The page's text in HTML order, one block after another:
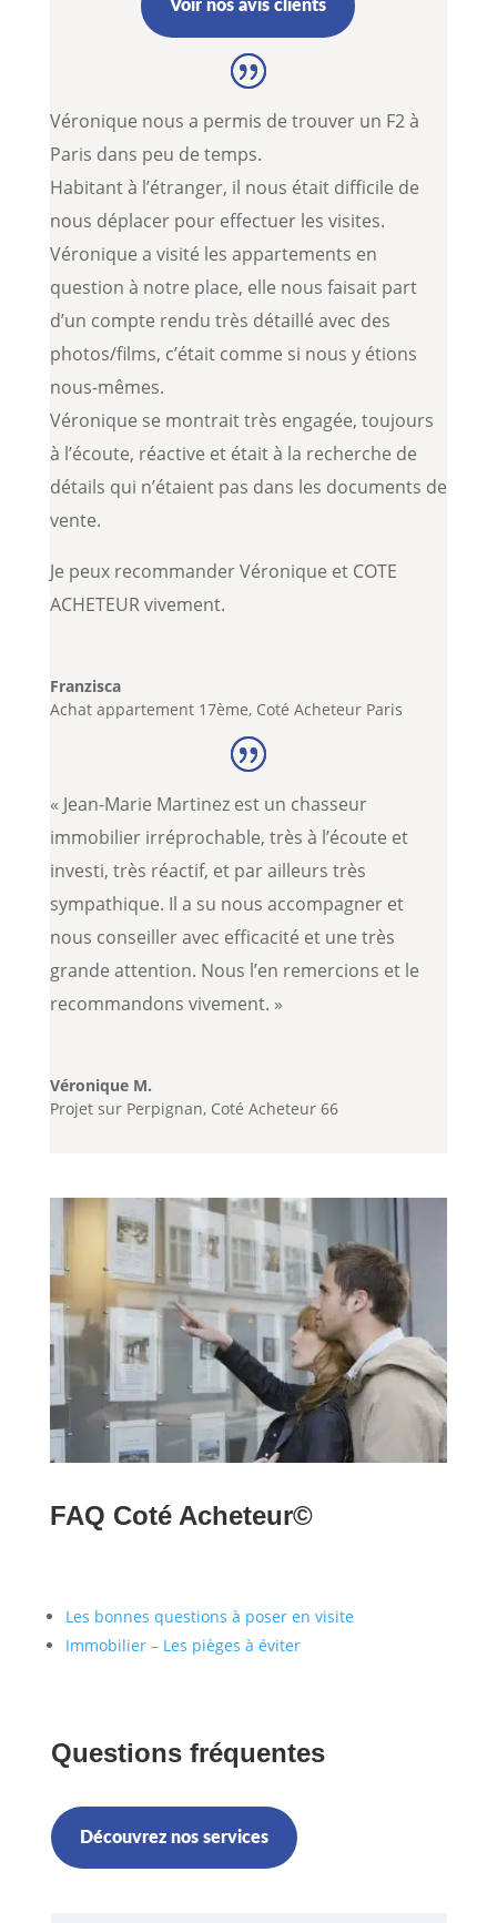
Voir nos avis clients
Véronique nous a permis de trouver un F2 à
Paris dans peu de temps.
Habitant à l’étranger, il nous était difficile de
nous déplacer pour effectuer les visites.
Véronique a visité les appartements en
question à notre place, elle nous faisait part
d’un compte rendu très détaillé avec des
photos/films, c’était comme si nous y étions
nous-mêmes.
Véronique se montrait très engagée, toujours
à l’écoute, réactive et était à la recherche de
détails qui n’étaient pas dans les documents de
vente.
Je peux recommander Véronique et COTE
ACHETEUR vivement.
Franzisca
Achat appartement 17ème, Coté Acheteur Paris
« Jean-Marie Martinez est un chasseur
immobilier irréprochable, très à l’écoute et
investi, très réactif, et par ailleurs très
sympathique. Il a su nous accompagner et
nous conseiller avec efficacité et une très
grande attention. Nous l’en remercions et le
recommandons vivement. »
Véronique M.
Projet sur Perpignan, Coté Acheteur 66
FAQ Coté Acheteur©
Les bonnes questions à poser en visite
Immobilier – Les pièges à éviter
Questions fréquentes
Découvrez nos services